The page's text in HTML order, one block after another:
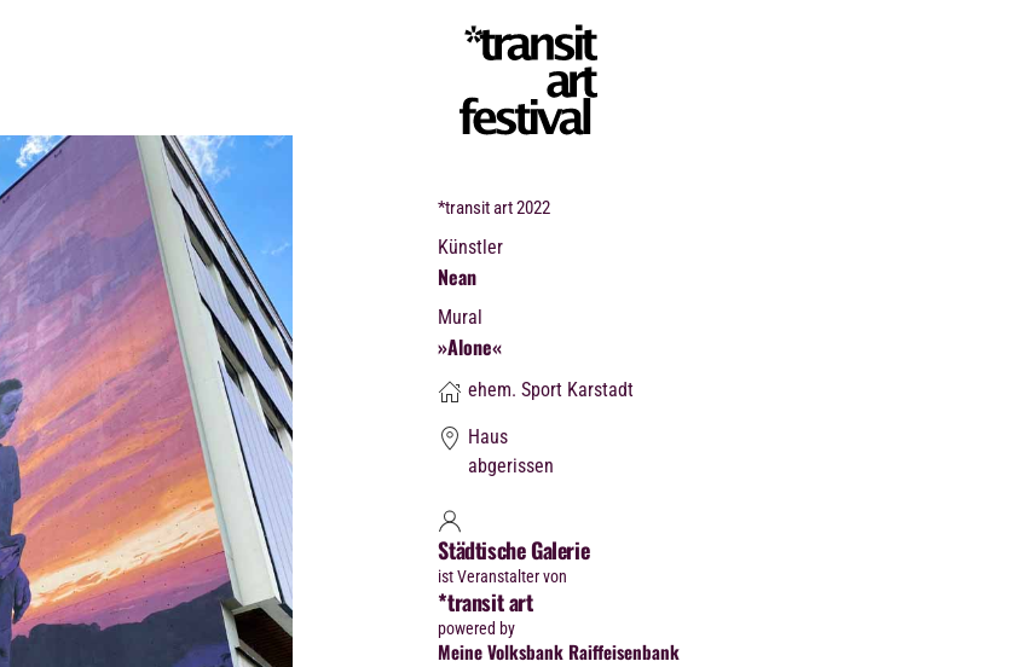
*transit art 2022
Künstler
Nean
Mural
»Alone«
ehem. Sport Karstadt
Haus
abgerissen
Städtische Galerie
ist Veranstalter von
*transit art
powered by
Meine Volksbank Raiffeisenbank